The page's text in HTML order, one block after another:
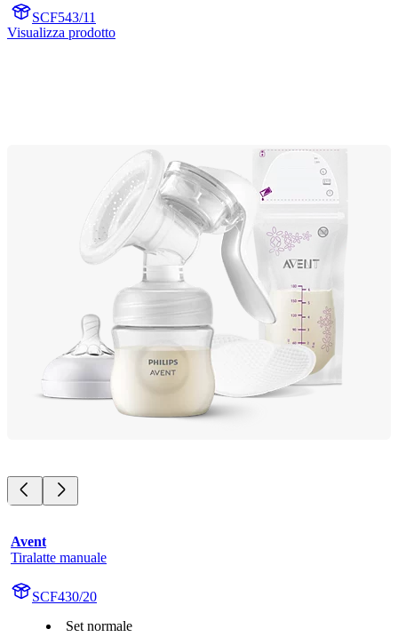
SCF543/11
Visualizza prodotto
Avent
Tiralatte manuale
SCF430/20
Set normale